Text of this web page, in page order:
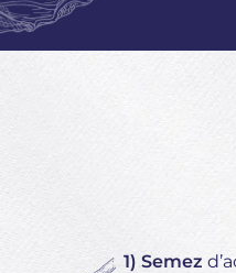
1) Semez